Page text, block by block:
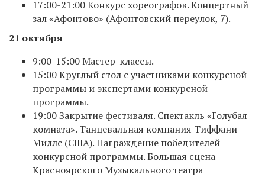
17:00-21:00 Конкурс хореографов. Концертный
зал «Афонтово» (Афонтовский переулок, 7).
21 октября
9:00-15:00 Мастер-классы.
15:00 Круглый стол с участниками конкурсной
программы и экспертами конкурсной
программы.
19:00 Закрытие фестиваля. Спектакль «Голубая
комната». Танцевальная компания Тиффани
Миллс (США). Награждение победителей
конкурсной программы. Большая сцена
Красноярского Музыкального театра